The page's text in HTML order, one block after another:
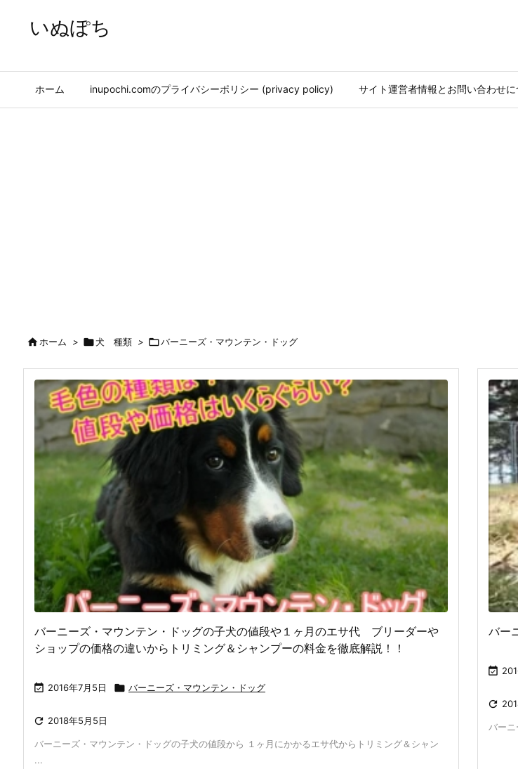
いぬぽち
ホーム inupochi.comのプライバシーポリシー (privacy policy) サイト運営者情報とお問い合わせに
ホーム > 犬 種類 > バーニーズ・マウンテン・ドッグ
バーニーズ・マウンテン・ドッグの子犬の値段や１ヶ月のエサ代 ブリーダーや
ショップの価格の違いからトリミング＆シャンプーの料金を徹底解説！！
 2016年7月5日  バーニーズ・マウンテン・ドッグ
 2018年5月5日
バーニーズ・マウンテン・ドッグの子犬の値段から １ヶ月にかかるエサ代からトリミング＆シャン
...
バー


バー